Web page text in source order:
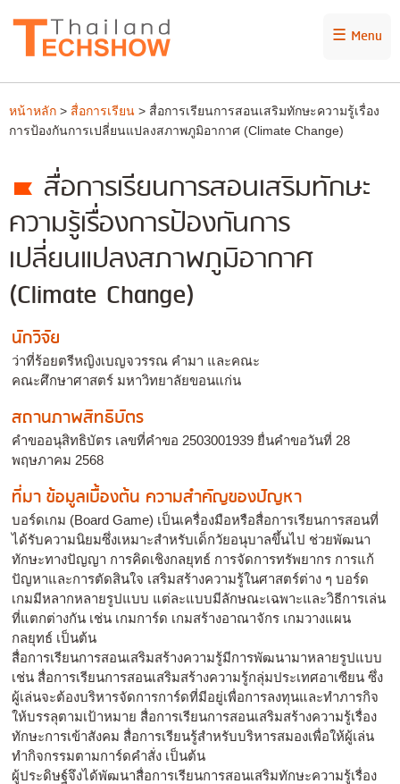
☰ Menu
หน้าหลัก > สื่อการเรียน > สื่อการเรียนการสอนเสริมทักษะความรู้เรื่อง
การป้องกันการเปลี่ยนแปลงสภาพภูมิอากาศ (Climate Change)
สื่อการเรียนการสอนเสริมทักษะ
ความรู้เรื่องการป้องกันการ
เปลี่ยนแปลงสภาพภูมิอากาศ
(Climate Change)
นักวิจัย
ว่าที่ร้อยตรีหญิงเบญจวรรณ คำมา และคณะ
คณะศึกษาศาสตร์ มหาวิทยาลัยขอนแก่น
สถานภาพสิทธิบัตร
คำขออนุสิทธิบัตร เลขที่คำขอ 2503001939 ยื่นคำขอวันที่ 28
พฤษภาคม 2568
ที่มา ข้อมูลเบื้องต้น ความสำคัญของปัญหา
บอร์ดเกม (Board Game) เป็นเครื่องมือหรือสื่อการเรียนการสอนที่
ได้รับความนิยมซึ่งเหมาะสำหรับเด็กวัยอนุบาลขึ้นไป ช่วยพัฒนา
ทักษะทางปัญญา การคิดเชิงกลยุทธ์ การจัดการทรัพยากร การแก้
ปัญหาและการตัดสินใจ เสริมสร้างความรู้ในศาสตร์ต่าง ๆ บอร์ด
เกมมีหลากหลายรูปแบบ แต่ละแบบมีลักษณะเฉพาะและวิธีการเล่น
ที่แตกต่างกัน เช่น เกมการ์ด เกมสร้างอาณาจักร เกมวางแผน
กลยุทธ์ เป็นต้น
สื่อการเรียนการสอนเสริมสร้างความรู้มีการพัฒนามาหลายรูปแบบ
เช่น สื่อการเรียนการสอนเสริมสร้างความรู้กลุ่มประเทศอาเซียน ซึ่ง
ผู้เล่นจะต้องบริหารจัดการการ์ดที่มีอยู่เพื่อการลงทุนและทำภารกิจ
ให้บรรลุตามเป้าหมาย สื่อการเรียนการสอนเสริมสร้างความรู้เรื่อง
ทักษะการเข้าสังคม สื่อการเรียนรู้สำหรับบริหารสมองเพื่อให้ผู้เล่น
ทำกิจกรรมตามการ์ดคำสั่ง เป็นต้น
ผู้ประดิษฐ์จึงได้พัฒนาสื่อการเรียนการสอนเสริมทักษะความรู้เรื่อง